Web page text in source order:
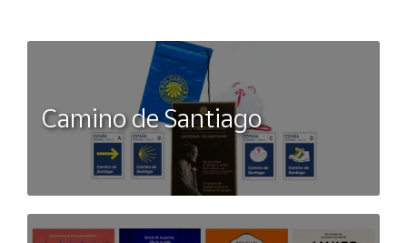
Camino de Santiago